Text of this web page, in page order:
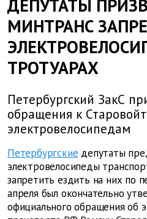
ДЕПУТАТЫ
МИНТРАНС
ТРОТУАРАХ
Петербургский ЗакС
обращения к
электровелосипедам
Петербургские депутаты
электровелосипеды
запретить ездить на них по
апреля был окончательно
официального обращения об